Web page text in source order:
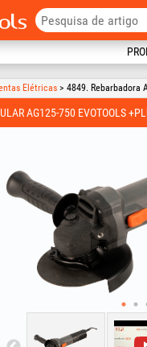
Elétricas > 4849. Rebarbadora
AG125-750 EVOTOOLS